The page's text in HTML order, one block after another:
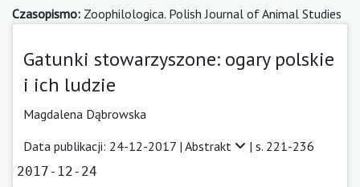
Czasopismo: Zoophilologica. Polish Journal of Animal Studies
Gatunki stowarzyszone: ogary polskie
i ich ludzie
Magdalena Dąbrowska
Data publikacji: 24-12-2017 | Abstrakt | s. 221-236
2017-12-24